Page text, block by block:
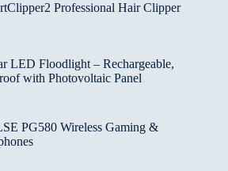
Professional Hair Clipper
LED Floodlight – Rechargeable,
with Photovoltaic Panel
PG580 Wireless Gaming &